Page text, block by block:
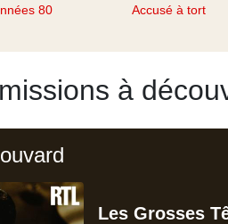
80 Accusé à tort
à
Les Grosses